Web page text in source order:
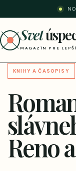
Svet
MAGAZÍN PRE
KNIHY A ČASOPISY
Reno